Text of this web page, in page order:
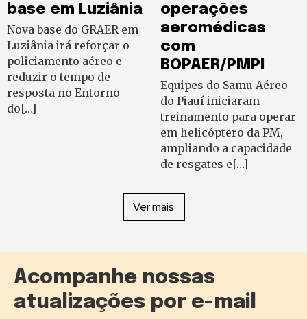
base em Luziânia
Nova base do GRAER em
Luziânia irá reforçar o
policiamento aéreo e
reduzir o tempo de
resposta no Entorno
do[…]
operações
aeromédicas
com
BOPAER/PMPI
Equipes do Samu Aéreo
do Piauí iniciaram
treinamento para operar
em helicóptero da PM,
ampliando a capacidade
de resgates e[…]
Ver mais
Acompanhe nossas
atualizações por e-mail